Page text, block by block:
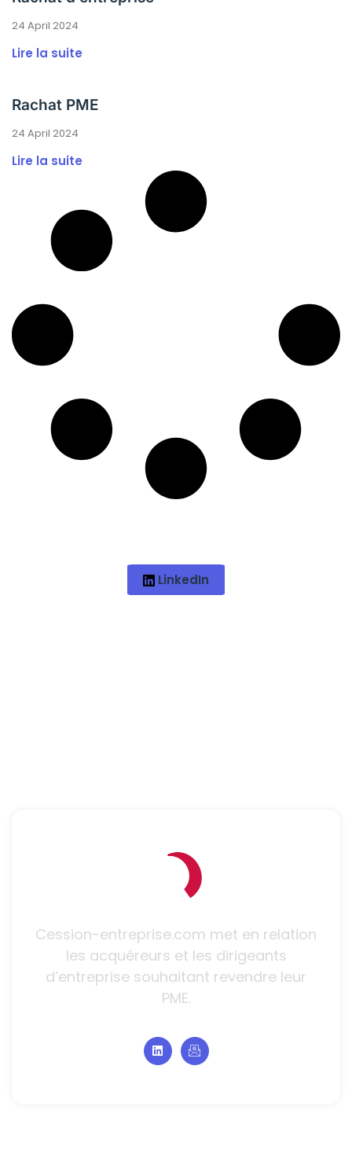
24 April 2024
Lire la suite
Rachat PME
24 April 2024
Lire la suite
LinkedIn
Cession-entreprise.com met en relation
les acquéreurs et les dirigeants
d’entreprise souhaitant revendre leur
PME.